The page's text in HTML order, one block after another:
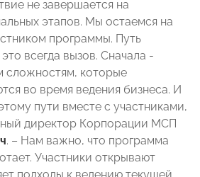
не завершается на
этапов. Мы остаемся на
программы. Путь
всегда вызов. Сначала -
сложностям, которые
во время ведения бизнеса. И
пути вместе с участниками,
директор Корпорации МСП
. – Нам важно, что программа
Участники открывают